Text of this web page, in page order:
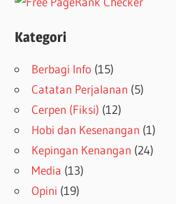
Kategori
Berbagi Info (15)
Catatan Perjalanan (5)
Cerpen (Fiksi) (12)
Hobi dan Kesenangan (1)
Kepingan Kenangan (24)
Media (13)
Opini (19)